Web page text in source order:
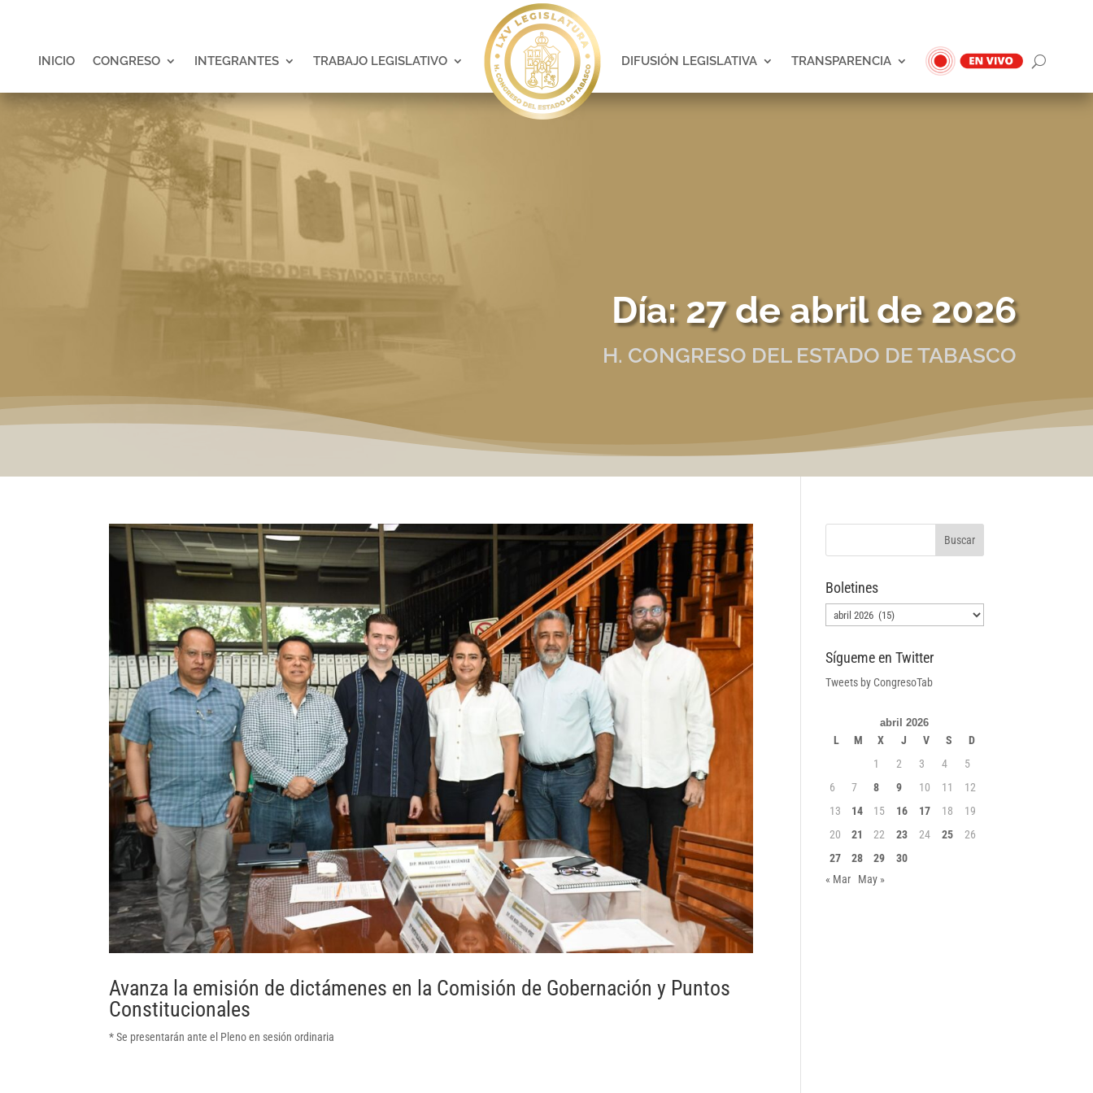
INICIO CONGRESO INTEGRANTES TRABAJO LEGISLATIVO DIFUSIÓN LEGISLATIVA TRANSPARENCIA
Día:27 de abril de 2026
H. CONGRESO DEL ESTADO DE TABASCO
Avanza la emisión de dictámenes en la Comisión de Gobernación y Puntos
Constitucionales
* Se presentarán ante el Pleno en sesión ordinaria
Boletines
Boletines
Sígueme en Twitter
Tweets by CongresoTab
abril 2026
L M X J V S
D
1
2 3 4
5
6
7 8 9 10 11
12
13
14 15 16 17 18
19
20
21 22 23 24 25
26
27
28 29
30
« Mar
May »